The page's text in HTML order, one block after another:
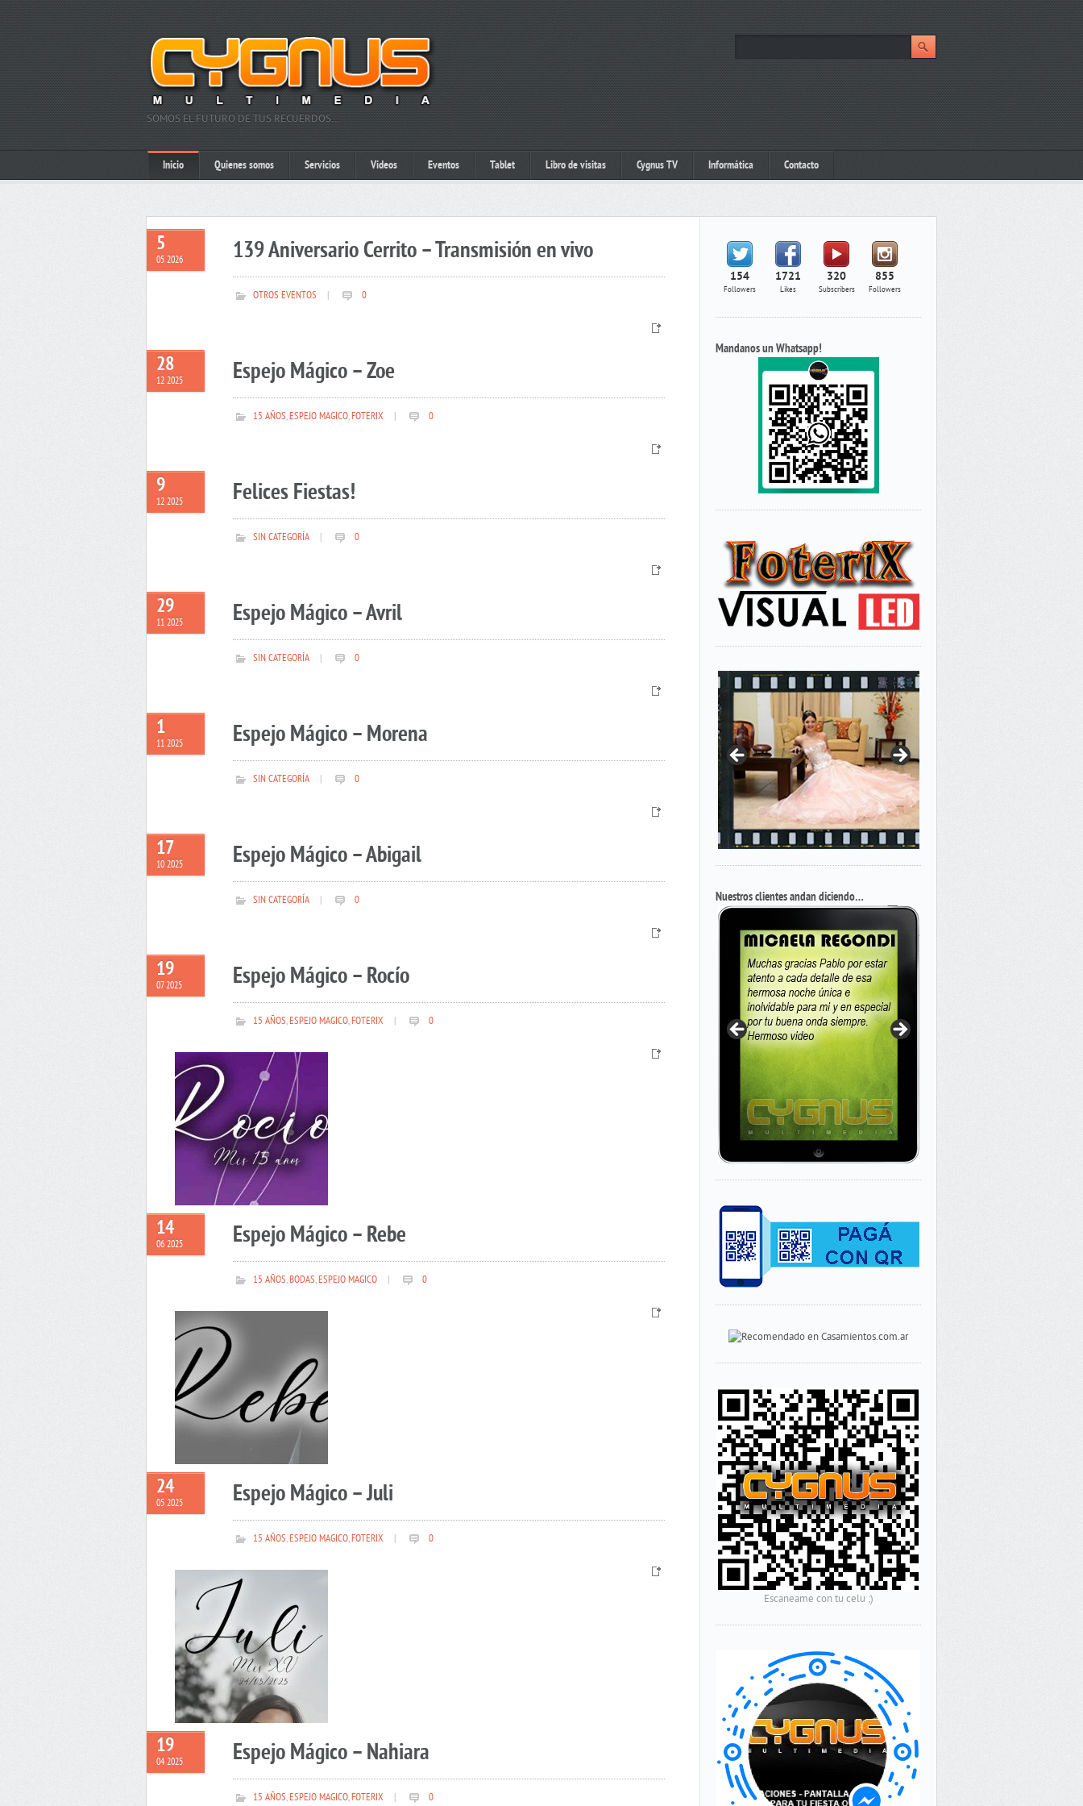
SOMOS EL FUTURO DE TUS RECUERDOS…
Inicio Quienes somos Servicios Videos Eventos Tablet Libro de visitas Cygnus TV Informática Contacto
5
05 2026 139 Aniversario Cerrito – Transmisión en vivo
OTROS EVENTOS 0
28
12 2025 Espejo Mágico – Zoe
15 AÑOS,ESPEJO MAGICO,FOTERIX 0
9
12 2025 Felices Fiestas!
SIN CATEGORÍA 0
29
11 2025 Espejo Mágico – Avril
SIN CATEGORÍA 0
1
11 2025 Espejo Mágico – Morena
SIN CATEGORÍA 0
17
10 2025 Espejo Mágico – Abigail
SIN CATEGORÍA 0
19
07 2025 Espejo Mágico – Rocío
15 AÑOS,ESPEJO MAGICO,FOTERIX 0
14
06 2025 Espejo Mágico – Rebe
15 AÑOS,BODAS,ESPEJO MAGICO 0
24
05 2025 Espejo Mágico – Juli
15 AÑOS,ESPEJO MAGICO,FOTERIX 0
19
04 2025 Espejo Mágico – Nahiara
15 AÑOS,ESPEJO MAGICO,FOTERIX 0
154
Followers
1721
Likes
320
Subscribers
855
Followers
Mandanos un Whatsapp!
Nuestros clientes andan diciendo…
Escaneame con tu celu ;)